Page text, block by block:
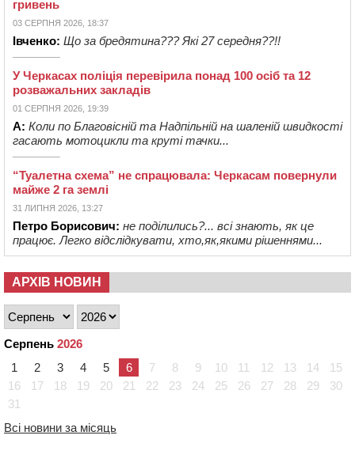
гривень
03 СЕРПНЯ 2026, 18:37
Івченко: Що за бредятина??? Які 27 середня??!!
У Черкасах поліція перевірила понад 100 осіб та 12
розважальних закладів
01 СЕРПНЯ 2026, 19:39
А: Коли по Благовісній та Надпільній на шаленій швидкості
гасають мотоцикли та круті тачки...
“Туалетна схема” не спрацювала: Черкасам повернули
майже 2 га землі
31 ЛИПНЯ 2026, 13:27
Петро Борисович: не поділились?... всі знають, як це
працює. Легко відслідкувати, хто,як,якими рішеннями...
АРХІВ НОВИН
Серпень 2026
1
2 3 4 5 6 7 8 9 10 11 12 13 14
15
16
17 18 19 20 21 22 23 24 25 26 27 28 29
30
31
Всі новини за місяць